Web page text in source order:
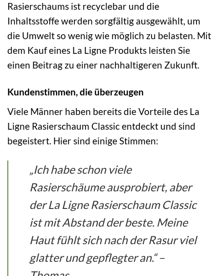
Rasierschaums ist recyclebar und die
Inhaltsstoffe werden sorgfältig ausgewählt, um
die Umwelt so wenig wie möglich zu belasten. Mit
dem Kauf eines La Ligne Produkts leisten Sie
einen Beitrag zu einer nachhaltigeren Zukunft.
Kundenstimmen, die überzeugen
Viele Männer haben bereits die Vorteile des La
Ligne Rasierschaum Classic entdeckt und sind
begeistert. Hier sind einige Stimmen:
„Ich habe schon viele
Rasierschäume ausprobiert, aber
der La Ligne Rasierschaum Classic
ist mit Abstand der beste. Meine
Haut fühlt sich nach der Rasur viel
glatter und gepflegter an.“ –